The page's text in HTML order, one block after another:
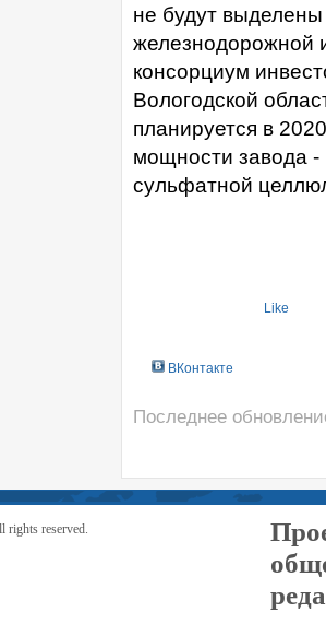
не будут выделены
железнодорожной
консорциум
Вологодской
планируется в
мощности завода
сульфатной
Like
ВКонтакте
Последнее
rights reserved.